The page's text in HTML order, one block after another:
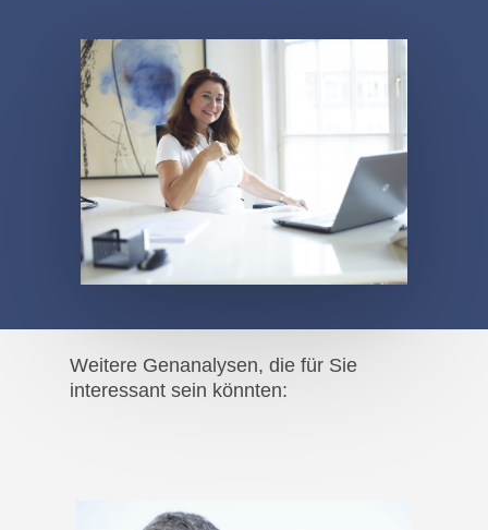
Weitere Genanalysen, die für Sie
interessant sein könnten: